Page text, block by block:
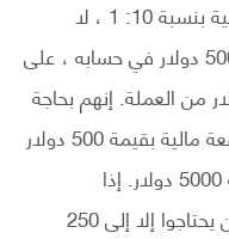
الصفقة. في حالة استخدام رافعة مالية بنسبة 10: 1 ، لا
يُطلب من المتداول أن يكون لديه 5000 دولار في حسابه ، على
أنه يتداول بقيمة 5000 دولار من العملة. إنهم بحاجة
إلى 500 دولار فقط. طالما لديهم رافعة مالية بقيمة 500 دولار
و 10: 1 ، يمكنهم تداول عملة بقيمة 5000 دولار. إذا
استخدموا الرافعة المالية 20: 1 ، فلن يحتاجوا إلا إلى 250